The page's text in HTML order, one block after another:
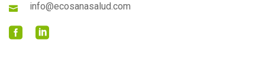
info@ecosanasalud.com